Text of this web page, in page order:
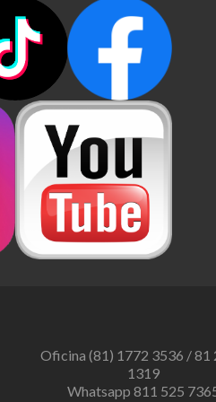
Oficina (81) 1772 3536 / 81
1319
Whatsapp 811 525